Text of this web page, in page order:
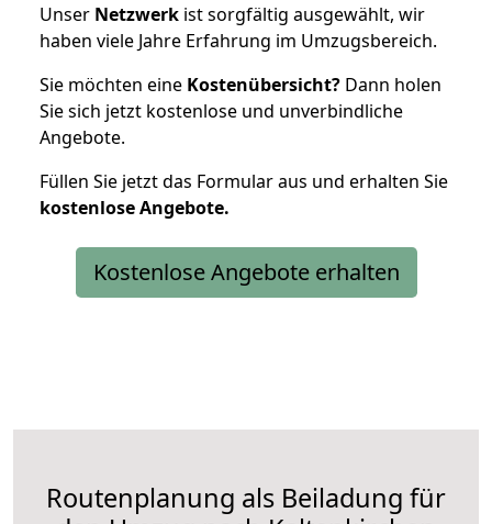
Unser Netzwerk ist sorgfältig ausgewählt, wir
haben viele Jahre Erfahrung im Umzugsbereich.
Sie möchten eine Kostenübersicht? Dann holen
Sie sich jetzt kostenlose und unverbindliche
Angebote.
Füllen Sie jetzt das Formular aus und erhalten Sie
kostenloseAngebote.
Kostenlose Angebote erhalten
Routenplanung als Beiladung für